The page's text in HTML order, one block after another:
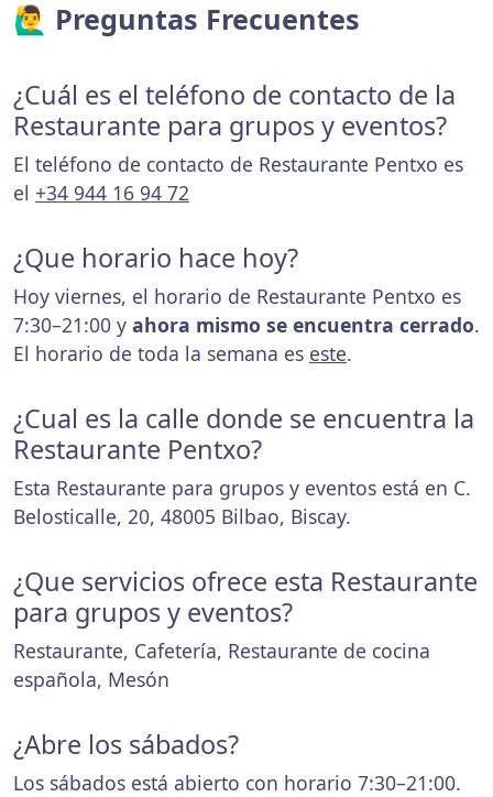
🙋‍♂️ Preguntas Frecuentes
¿Cuál es el teléfono de contacto de la
Restaurante para grupos y eventos?
El teléfono de contacto de Restaurante Pentxo es
el +34 944 16 94 72
¿Que horario hace hoy?
Hoy viernes, el horario de Restaurante Pentxo es
7:30–21:00 y ahora mismo se encuentra cerrado.
El horario de toda la semana es este.
¿Cual es la calle donde se encuentra la
Restaurante Pentxo?
Esta Restaurante para grupos y eventos está en C.
Belosticalle, 20, 48005 Bilbao, Biscay.
¿Que servicios ofrece esta Restaurante
para grupos y eventos?
Restaurante, Cafetería, Restaurante de cocina
española, Mesón
¿Abre los sábados?
Los sábados está abierto con horario 7:30–21:00.